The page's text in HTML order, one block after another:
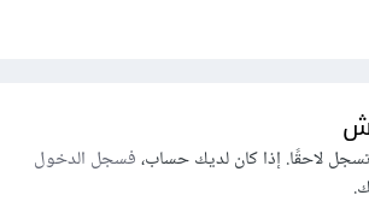
لاحقًا. إذا كان لديك حساب،فسجل الدخول